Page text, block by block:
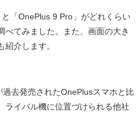
「OnePlus 9 Pro」がどれくらい
べてみました。また、画面の大き
紹介します。
去発売されたOnePlusスマホと比
ライバル機に位置づけられる他社